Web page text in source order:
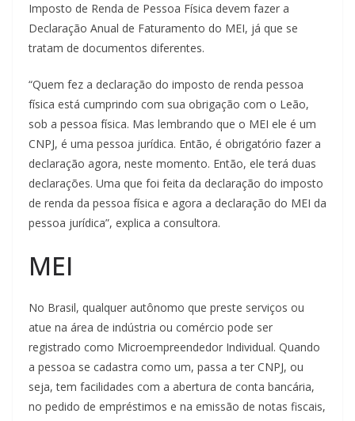
Imposto de Renda de Pessoa Física devem fazer a
Declaração Anual de Faturamento do MEI, já que se
tratam de documentos diferentes.
“Quem fez a declaração do imposto de renda pessoa
física está cumprindo com sua obrigação com o Leão,
sob a pessoa física. Mas lembrando que o MEI ele é um
CNPJ, é uma pessoa jurídica. Então, é obrigatório fazer a
declaração agora, neste momento. Então, ele terá duas
declarações. Uma que foi feita da declaração do imposto
de renda da pessoa física e agora a declaração do MEI da
pessoa jurídica”, explica a consultora.
MEI
No Brasil, qualquer autônomo que preste serviços ou
atue na área de indústria ou comércio pode ser
registrado como Microempreendedor Individual. Quando
a pessoa se cadastra como um, passa a ter CNPJ, ou
seja, tem facilidades com a abertura de conta bancária,
no pedido de empréstimos e na emissão de notas fiscais,